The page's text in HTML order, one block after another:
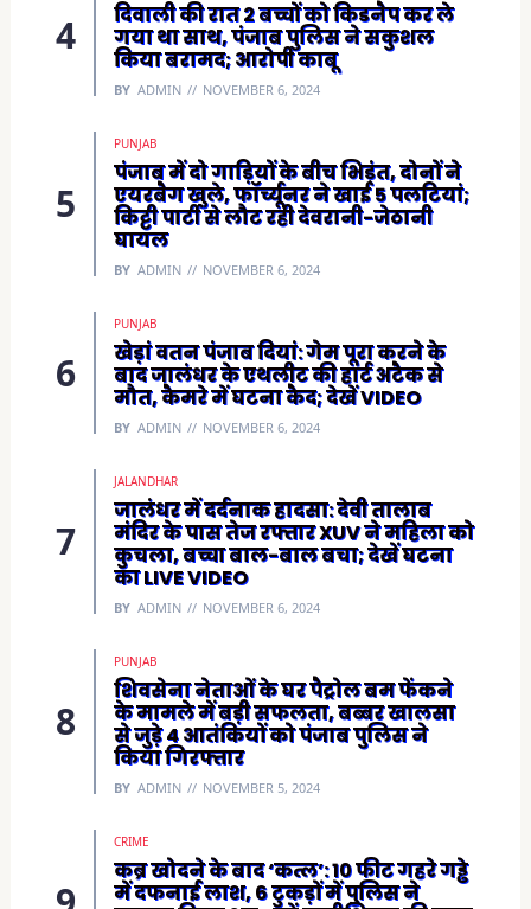
दिवाली की रात 2 बच्चों को किडनैप कर ले
गया था साथ, पंजाब पुलिस ने सकुशल
किया बरामद; आरोपी काबू
BY ADMIN NOVEMBER 6, 2024
PUNJAB
पंजाब में दो गाड़ियों के बीच भिड़ंत, दोनों ने
एयरबैग खुले, फॉर्च्यूनर ने खाई 5 पलटियां;
किट्टी पार्टी से लौट रही देवरानी-जेठानी
घायल
BY ADMIN NOVEMBER 6, 2024
PUNJAB
खेड़ां वतन पंजाब दियां: गेम पूरा करने के
बाद जालंधर के एथलीट की हार्ट अटैक से
मौत, कैमरे में घटना कैद; देखें VIDEO
BY ADMIN NOVEMBER 6, 2024
JALANDHAR
जालंधर में दर्दनाक हादसा: देवी तालाब
मंदिर के पास तेज रफ्तार XUV ने महिला को
कुचला, बच्चा बाल-बाल बचा; देखें घटना
का LIVE VIDEO
BY ADMIN NOVEMBER 6, 2024
PUNJAB
शिवसेना नेताओं के घर पैट्रोल बम फेंकने
के मामले में बड़ी सफलता, बब्बर खालसा
से जुड़े 4 आतंकियों को पंजाब पुलिस ने
किया गिरफ्तार
BY ADMIN NOVEMBER 5, 2024
CRIME
कब्र खोदने के बाद ‘कत्ल’: 10 फीट गहरे गड्ढे
में दफनाई लाश, 6 टुकड़ों में पुलिस ने